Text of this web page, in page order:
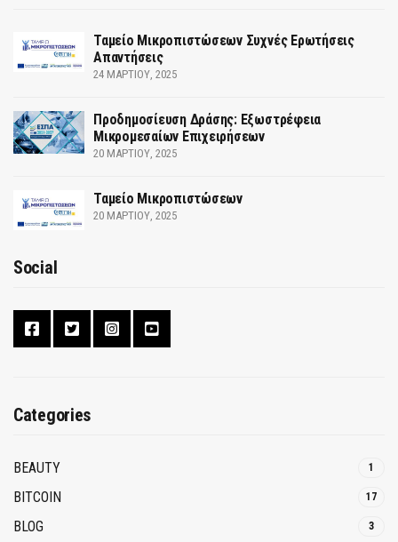
Ταμείο Μικροπιστώσεων Συχνές Ερωτήσεις
Απαντήσεις
24 ΜΑΡΤΊΟΥ, 2025
Προδημοσίευση Δράσης: Εξωστρέφεια
Μικρομεσαίων Επιχειρήσεων
20 ΜΑΡΤΊΟΥ, 2025
Ταμείο Μικροπιστώσεων
20 ΜΑΡΤΊΟΥ, 2025
Social
Categories
BEAUTY 1
BITCOIN 17
BLOG 3